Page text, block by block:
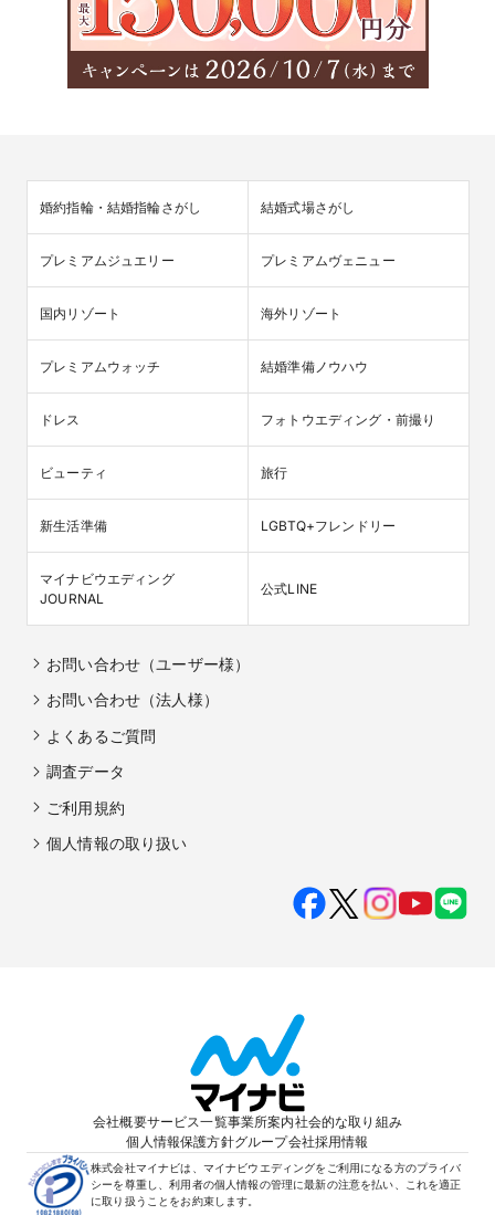
婚約指輪・結婚指輪さがし 結婚式場さがし
プレミアムジュエリー プレミアムヴェニュー
国内リゾート 海外リゾート
プレミアムウォッチ 結婚準備ノウハウ
ドレス フォトウエディング・前撮り
ビューティ 旅行
新生活準備 LGBTQ+フレンドリー
マイナビウエディング
JOURNAL
公式LINE
お問い合わせ（ユーザー様）
お問い合わせ（法人様）
よくあるご質問
調査データ
ご利用規約
個人情報の取り扱い
会社概要サービス一覧事業所案内社会的な取り組み
個人情報保護方針グループ会社採用情報
株式会社マイナビは、マイナビウエディングをご利用になる方のプライバ
シーを尊重し、利用者の個人情報の管理に最新の注意を払い、これを適正
に取り扱うことをお約束します。